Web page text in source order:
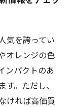
気を誇ってい
オレンジの色
ンパクトのあ
。ただし、
ければ高価買